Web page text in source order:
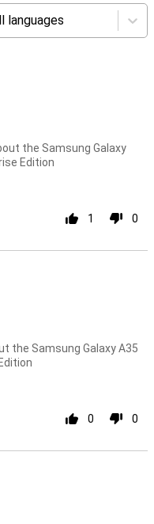
languages
the Samsung Galaxy
Edition
1 0
the Samsung Galaxy A35
0 0